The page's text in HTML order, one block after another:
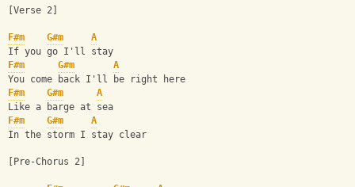
[Verse 2]
F#m G#m
A
If you go I'll stay
F#m
G#m
A
You come back I'll be right here
F#m
G#m
A
Like a barge at sea
F#m
G#m
A
In the storm I stay clear
[Pre-Chorus 2]